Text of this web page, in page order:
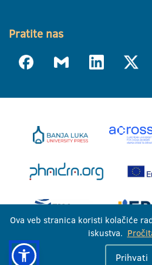
Pratite nas
Univerzitet u Banjoj
Ova veb stranica koristi kolačiće
iskustva.
Prihvati